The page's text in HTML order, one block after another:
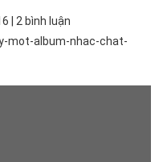
| 2 bình luận
mot-album-nhac-chat-